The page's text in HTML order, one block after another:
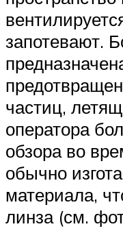
запотевают.
частиц,
оператора
обзора во
обычно
материала,
линза (см.